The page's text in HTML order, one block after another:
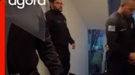
Não foi possível
Tentar novamente